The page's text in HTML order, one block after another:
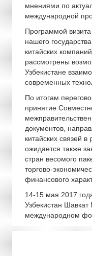
мнениями по
международной
Программой
нашего
китайских
рассмотрены
Узбекистане
современных
По итогам
принятие
документов,
китайских связей
ожидается также
стран весомого
торгово-
финансового
14-15 мая 2017
Узбекистан
международном